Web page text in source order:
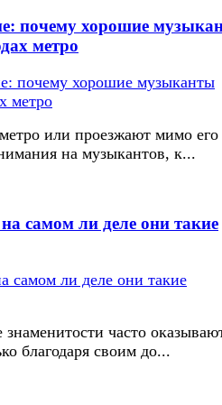
почему хорошие
метро
или проезжают мимо его
на музыкантов, к...
самом ли деле они такие
часто
благодаря своим до...